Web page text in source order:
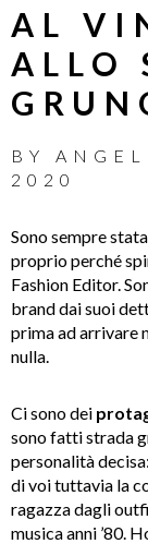
AL
ALLO
BY
2020
Sono sempre
proprio perché
Fashion Editor.
brand dai suoi
prima ad arrivare
nulla.
Ci sono dei
sono fatti strada
personalità
di voi tuttavia la
ragazza dagli
musica anni ’80.